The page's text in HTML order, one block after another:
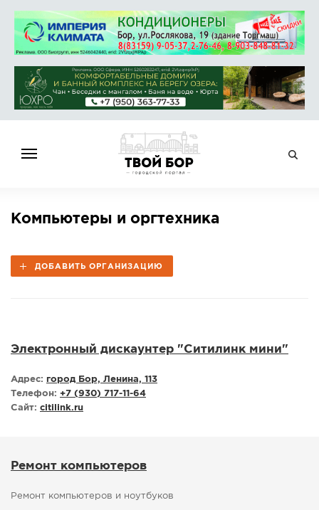
НОВОСТИ
ОБЪЯВЛЕНИЯ
КОНКУРСЫ
СТАТЬИ
ФОТО
Компьютеры и оргтехника
ДОБАВИТЬ ОРГАНИЗАЦИЮ
Электронный дискаунтер "Ситилинк мини"
Адрес: город Бор, Ленина, 113
Телефон: +7 (930) 717-11-64
Сайт: citilink.ru
Ремонт компьютеров
Ремонт компьютеров и ноутбуков